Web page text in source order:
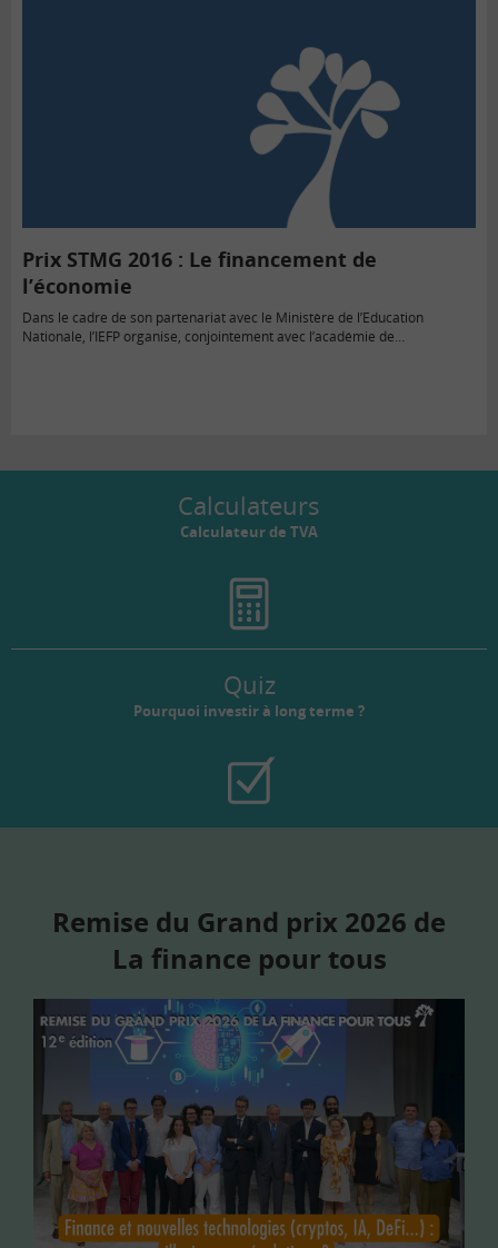
Prix STMG 2016 : Le financement de
l’économie
Dans le cadre de son partenariat avec le Ministère de l’Education
Nationale, l’IEFP organise, conjointement avec l’académie de…
Calculateurs
Calculateur de TVA
Quiz
Pourquoi investir à long terme ?
Remise du Grand prix 2026 de
La finance pour tous